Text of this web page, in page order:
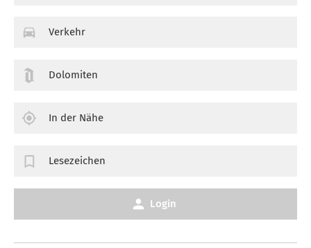
Verkehr
Dolomiten
In der Nähe
Lesezeichen
Login